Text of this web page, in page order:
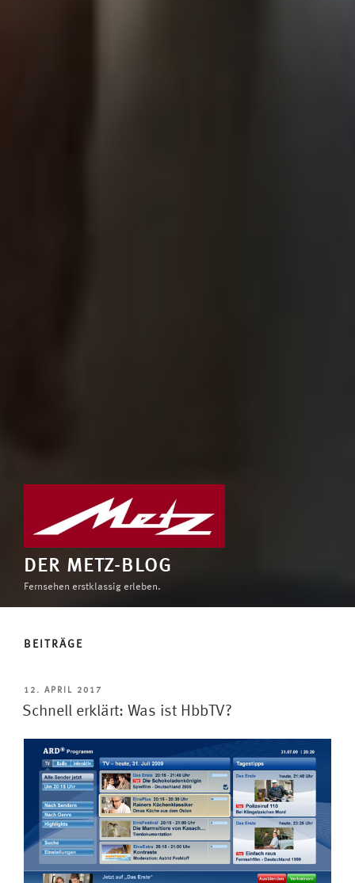
DER METZ-BLOG
Fernsehen erstklassig erleben.
BEITRÄGE
VERÖFFENTLICHT
AM
12. APRIL 2017
Schnell erklärt: Was ist HbbTV?